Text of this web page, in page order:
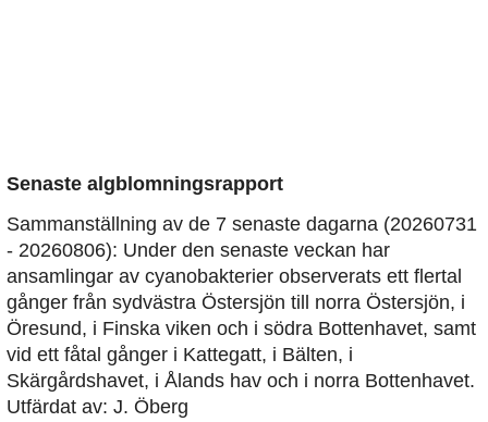
Senaste algblomningsrapport
Sammanställning av de 7 senaste dagarna (20260731
- 20260806): Under den senaste veckan har
ansamlingar av cyanobakterier observerats ett flertal
gånger från sydvästra Östersjön till norra Östersjön, i
Öresund, i Finska viken och i södra Bottenhavet, samt
vid ett fåtal gånger i Kattegatt, i Bälten, i
Skärgårdshavet, i Ålands hav och i norra Bottenhavet.
Utfärdat av: J. Öberg